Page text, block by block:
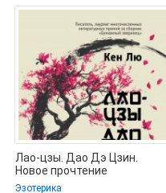
Лао-цзы. Дао Дэ Цзин.
Новое прочтение
классического древнего
Эзотерика